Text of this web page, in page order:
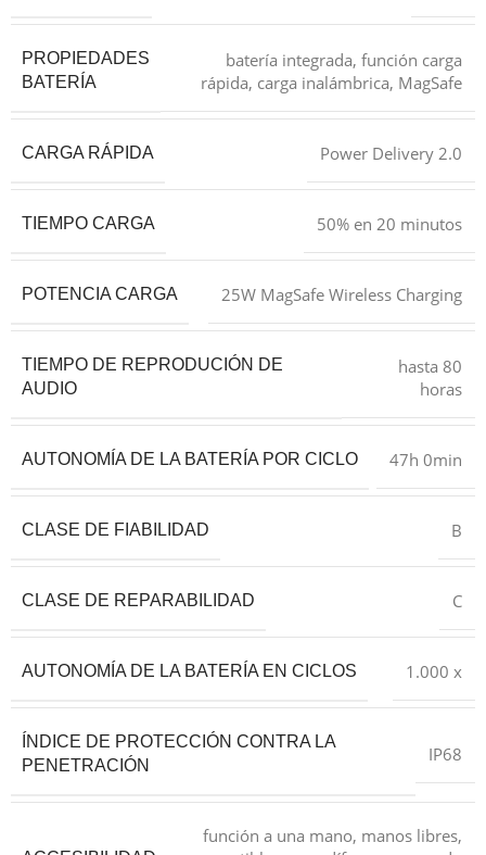
PROPIEDADES
BATERÍA
batería integrada, función carga
rápida, carga inalámbrica, MagSafe
CARGA RÁPIDA Power Delivery 2.0
TIEMPO CARGA 50% en 20 minutos
POTENCIA CARGA 25W MagSafe Wireless Charging
TIEMPO DE REPRODUCIÓN DE
AUDIO
hasta 80
horas
AUTONOMÍA DE LA BATERÍA POR CICLO 47h 0min
CLASE DE FIABILIDAD B
CLASE DE REPARABILIDAD C
AUTONOMÍA DE LA BATERÍA EN CICLOS 1.000 x
ÍNDICE DE PROTECCIÓN CONTRA LA
PENETRACIÓN
IP68
función a una mano, manos libres,